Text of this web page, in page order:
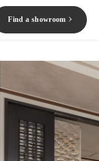
Find a showroom